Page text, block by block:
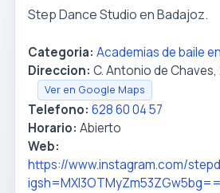
Step Dance Studio en Badajoz.
Categoria: Academias de baile
Direccion: C. Antonio de
Ver en Google Maps
Telefono: 628 60 04 57
Horario: Abierto
Web:
https://www.instagram.com/
igsh=MXI3OTMyZm53ZGw5bg==